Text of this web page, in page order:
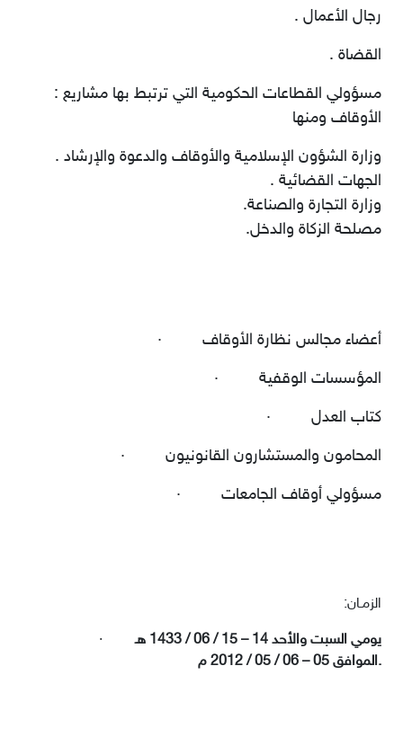
. رجال الأعمال
. القضاة
: مسؤولي القطاعات الحكومية التي ترتبط بها مشاريع
الأوقاف ومنها
. وزارة الشؤون الإسلامية والأوقاف والدعوة والإرشاد
. الجهات القضائية
.وزارة التجارة والصناعة
.مصلحة الزكاة والدخل
· أعضاء مجالس نظارة الأوقاف
· المؤسسات الوقفية
· كتاب العدل
· المحامون والمستشارون القانونيون
· مسؤولي أوقاف الجامعات
:الزمـان
·
يومي السبت والأحد 14 – 15 / 06 / 1433 هـ
الموافق 05 – 06 / 05 / 2012 م.